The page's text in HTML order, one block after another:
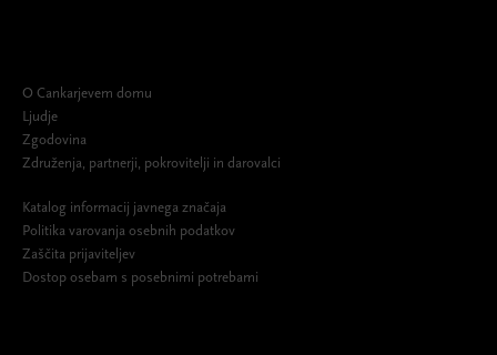
O Cankarjevem domu
Ljudje
Zgodovina
Združenja, partnerji, pokrovitelji in darovalci
Katalog informacij javnega značaja
Politika varovanja osebnih podatkov
Zaščita prijaviteljev
Dostop osebam s posebnimi potrebami